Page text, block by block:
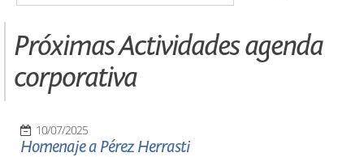
Próximas Actividades agenda
corporativa
10/07/2025
Homenaje a Pérez Herrasti